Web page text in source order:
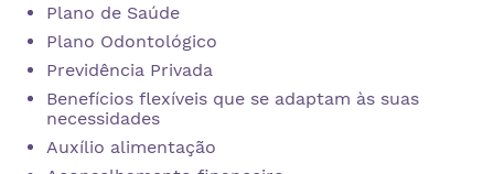
Plano de Saúde
Plano Odontológico
Previdência Privada
Benefícios flexíveis que se adaptam às suas
necessidades
Auxílio alimentação